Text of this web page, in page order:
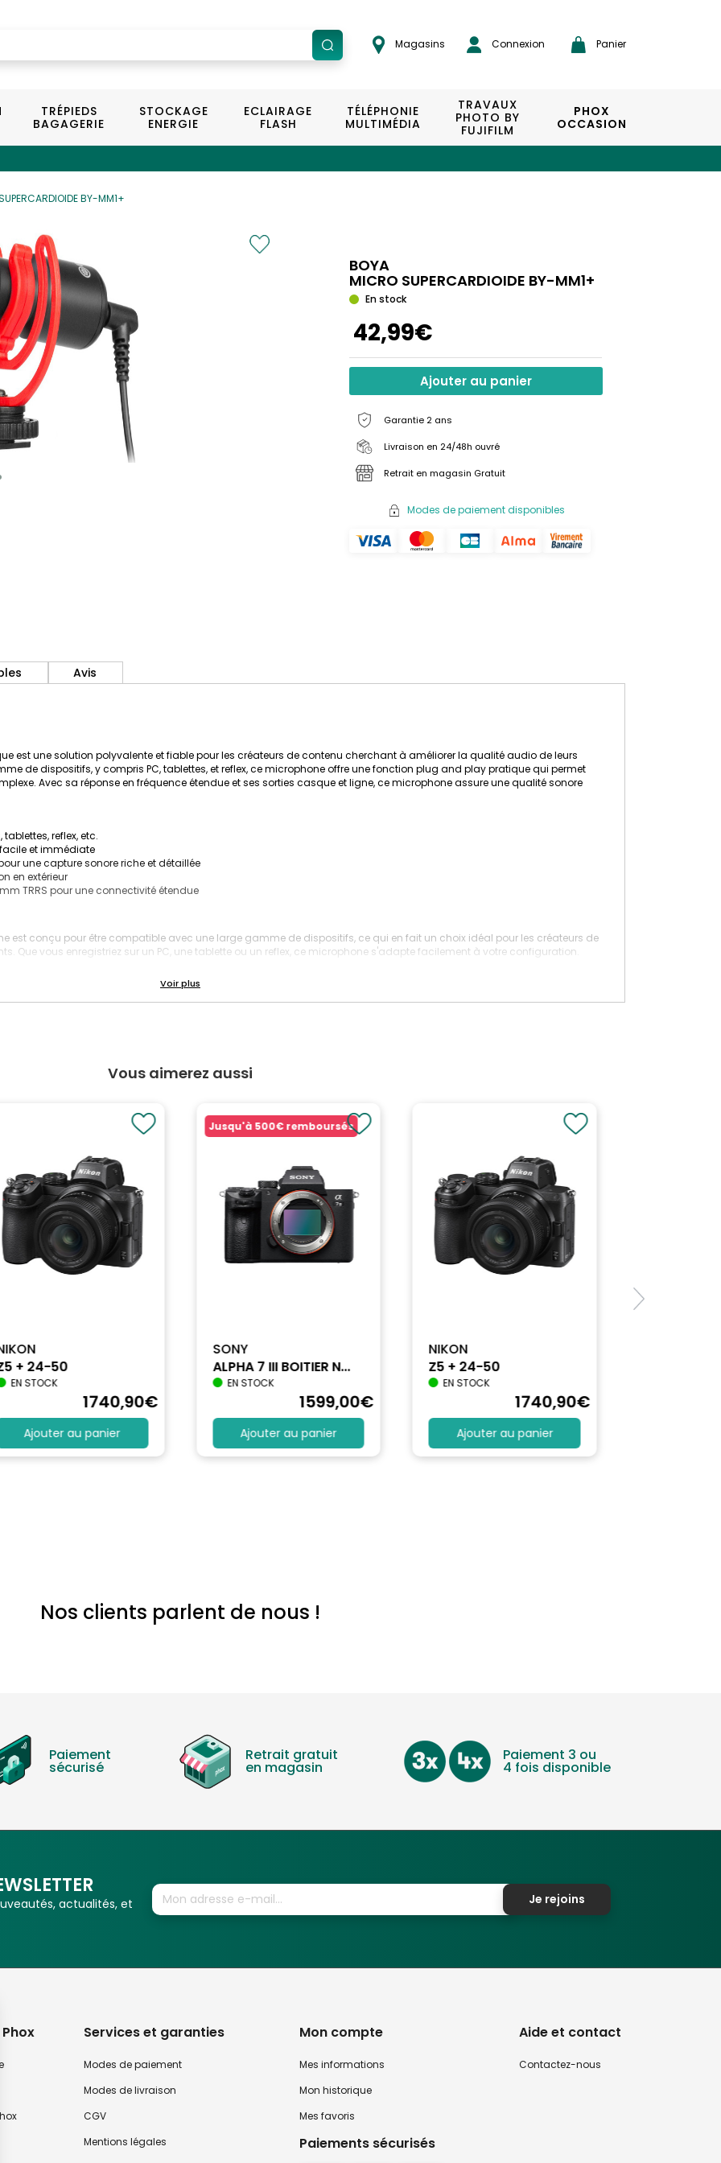
Magasins Connexion Panier
TRÉPIEDS
BAGAGERIE
STOCKAGE
ENERGIE
ECLAIRAGE
FLASH
TÉLÉPHONIE
MULTIMÉDIA
TRAVAUX
PHOTO BY
FUJIFILM
PHOX
OCCASION
BY-MM1+
BOYA
MICRO SUPERCARDIOIDE BY-MM1+
En stock
42,99€
Ajouter au panier
Garantie 2 ans
Livraison en 24/48h ouvré
Retrait en magasin Gratuit
Modes de paiement disponibles
Avis
est une solution polyvalente et fiable pour les créateurs de contenu cherchant à améliorer la qualité audio de leurs
de dispositifs, y compris PC, tablettes, et reflex, ce microphone offre une fonction plug and play pratique qui permet
Avec sa réponse en fréquence étendue et ses sorties casque et ligne, ce microphone assure une qualité sonore
reflex, etc.
et immédiate
une capture sonore riche et détaillée
en extérieur
TRRS pour une connectivité étendue
est conçu pour être compatible avec une large gamme de dispositifs, ce qui en fait un choix idéal pour les créateurs de
Que vous enregistriez sur un PC, une tablette ou un reflex, ce microphone s'adapte facilement à votre configuration.
une solution pratique pour les utilisateurs de tous niveaux, qu'ils soient amateurs ou professionnels.
and play
Vous aimerez aussi
+ 24-50
EN STOCK
1740,90€
Ajouter au panier
Jusqu'à 500€ remboursés
SONY
ALPHA 7 III BOITIER N...
EN STOCK
1599,00€
Ajouter au panier
NIKON
Z5 + 24-50
EN STOCK
1740,90€
Ajouter au panier
Nos clients parlent de nous !
Paiement
sécurisé
Retrait gratuit
en magasin
Paiement 3 ou
4 fois disponible
actualités, et Je rejoins
Services et garanties
Modes de paiement
Modes de livraison
CGV
Mentions légales
Mon compte
Mes informations
Mon historique
Mes favoris
Paiements sécurisés
Aide et contact
Contactez-nous